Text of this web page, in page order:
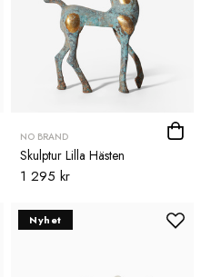
NO BRAND
Skulptur Lilla Hästen
1 295 kr
Nyhet